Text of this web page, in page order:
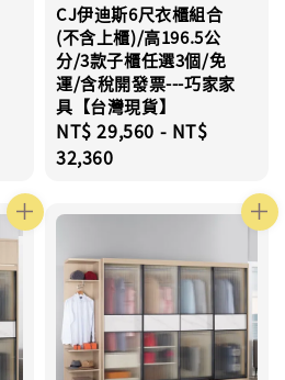
CJ伊迪斯6尺衣櫃組合
(不含上櫃)/高196.5公
分/3款子櫃任選3個/免
運/含稅開發票---巧家家
具【台灣現貨】
Regular
price
NT$ 29,560 - NT$
32,360